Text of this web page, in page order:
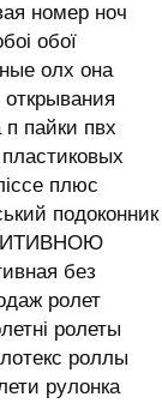
номер ноч
обої
олх она
пайки пвх
плюс
подоконник
без
ролет
ролеты
роллы
рулонка